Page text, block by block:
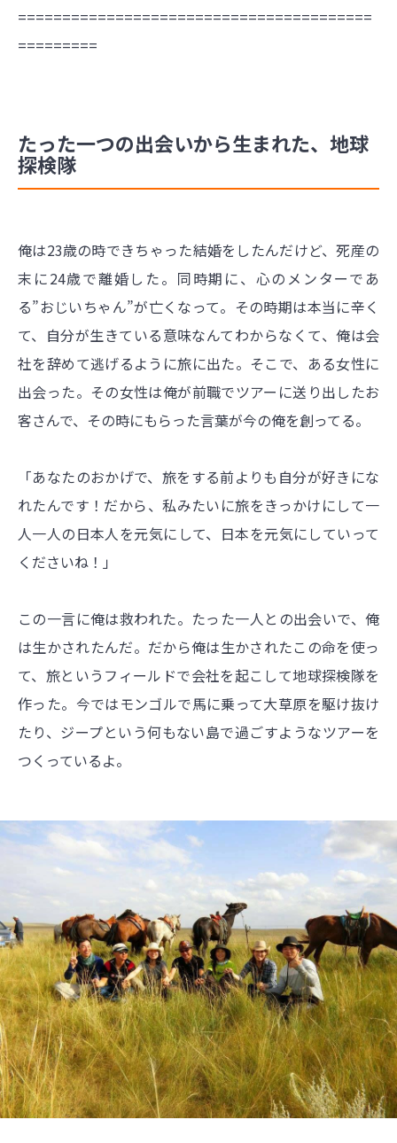
========================================
=========
たった一つの出会いから生まれた、地球
探検隊
俺は23歳の時できちゃった結婚をしたんだけど、死産の
末に24歳で離婚した。同時期に、心のメンターであ
る”おじいちゃん”が亡くなって。その時期は本当に辛く
て、自分が生きている意味なんてわからなくて、俺は会
社を辞めて逃げるように旅に出た。そこで、ある女性に
出会った。その女性は俺が前職でツアーに送り出したお
客さんで、その時にもらった言葉が今の俺を創ってる。
「あなたのおかげで、旅をする前よりも自分が好きにな
れたんです！だから、私みたいに旅をきっかけにして一
人一人の日本人を元気にして、日本を元気にしていって
くださいね！」
この一言に俺は救われた。たった一人との出会いで、俺
は生かされたんだ。だから俺は生かされたこの命を使っ
て、旅というフィールドで会社を起こして地球探検隊を
作った。今ではモンゴルで馬に乗って大草原を駆け抜け
たり、ジープという何もない島で過ごすようなツアーを
つくっているよ。